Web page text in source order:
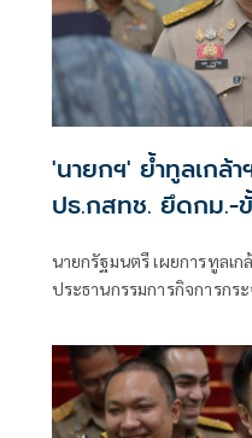
'นายกฯ' ย้ำทูลเก
ปธ.กสทช. ยึดกม.-
นายกรัฐมนตรี เผยการทูล
ประธานกรรมการกิจการกร